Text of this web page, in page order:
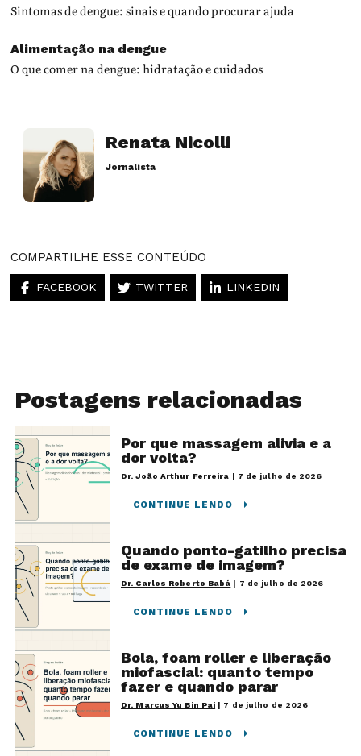
Sintomas de dengue: sinais e quando procurar ajuda
Alimentação na dengue
O que comer na dengue: hidratação e cuidados
Renata Nicolli
Jornalista
COMPARTILHE ESSE CONTEÚDO
FACEBOOK TWITTER LINKEDIN
Postagens relacionadas
Por que massagem alivia e a
dor volta?
Dr. João Arthur Ferreira 7 de julho de 2026
CONTINUE LENDO
Quando ponto-gatilho precisa
de exame de imagem?
Dr. Carlos Roberto Babá 7 de julho de 2026
CONTINUE LENDO
Bola, foam roller e liberação
miofascial: quanto tempo
fazer e quando parar
Dr. Marcus Yu Bin Pai 7 de julho de 2026
CONTINUE LENDO